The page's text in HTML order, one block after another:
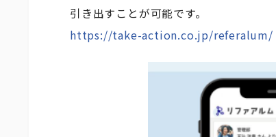
引き出すことが可能です。
https://take-action.co.jp/referalum/